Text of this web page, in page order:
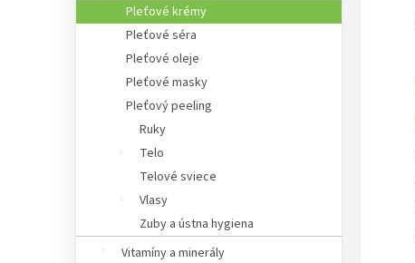
Pleťové krémy
Pleťové séra
Pleťové oleje
Pleťové masky
Pleťový peeling
Ruky
Telo
Telové sviece
Vlasy
Zuby a ústna hygiena
Vitamíny a minerály